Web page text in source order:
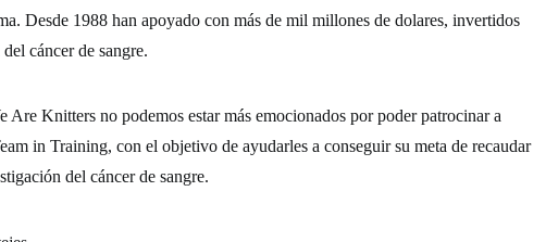
Desde 1988 han apoyado con más de mil millones de dolares, invertidos
cáncer de sangre.
Are Knitters no podemos estar más emocionados por poder patrocinar a
in Training, con el objetivo de ayudarles a conseguir su meta de recaudar
del cáncer de sangre.